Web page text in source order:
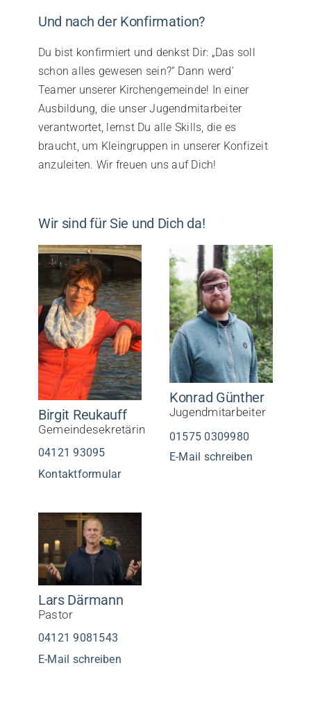
Und nach der Konfirmation?
Du bist konfirmiert und denkst Dir: „Das soll
schon alles gewesen sein?“ Dann werd’
Teamer unserer Kirchengemeinde! In einer
Ausbildung, die unser Jugendmitarbeiter
verantwortet, lernst Du alle Skills, die es
braucht, um Kleingruppen in unserer Konfizeit
anzuleiten. Wir freuen uns auf Dich!
Wir sind für Sie und Dich da!
Birgit Reukauff
Gemeindesekretärin
04121 93095‬
Kontaktformular
Konrad Günther
Jugendmitarbeiter
01575 0309980
E-Mail schreiben
Lars Därmann
Pastor
04121 9081543
E-Mail schreiben